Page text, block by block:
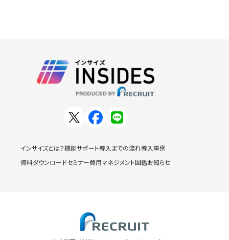
インサイズとは？機能サポート導入までの流れ導入事例
資料ダウンロードセミナー費用マネジメント図鑑お知らせ